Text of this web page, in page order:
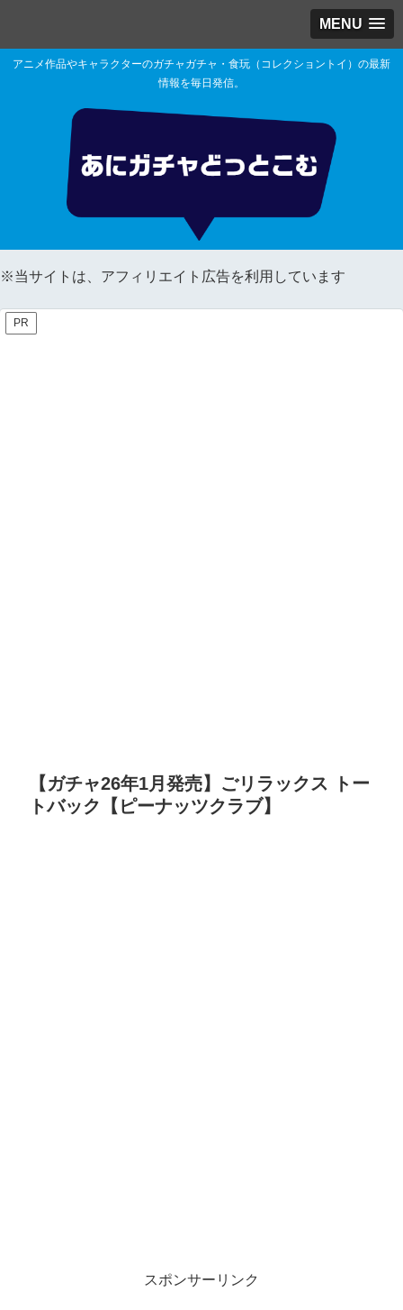
MENU
アニメ作品やキャラクターのガチャガチャ・食玩（コレクショントイ）の最新
情報を毎日発信。
※当サイトは、アフィリエイト広告を利用しています
PR
【ガチャ26年1月発売】ごリラックス トー
トバック【ピーナッツクラブ】
スポンサーリンク